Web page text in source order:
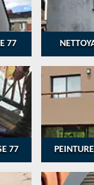
77
77